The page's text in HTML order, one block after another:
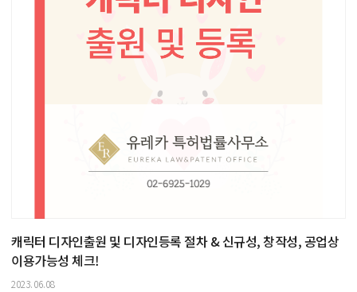
캐릭터 디자인출원 및 디자인등록 절차 & 신규성, 창작성, 공업상
이용가능성 체크!
2023.06.08